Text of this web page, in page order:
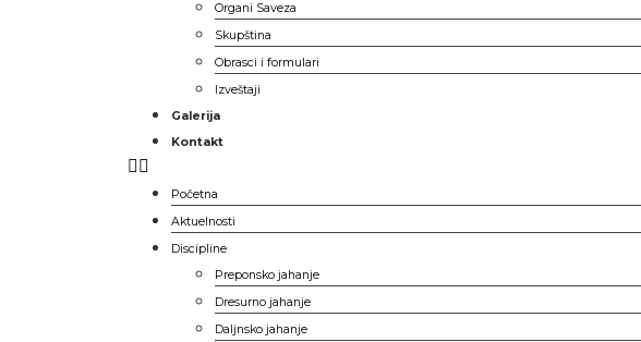
Organi Saveza
Skupština
Obrasci i formulari
Izveštaji
Galerija
Kontakt
Početna
Aktuelnosti
Discipline
Preponsko jahanje
Dresurno jahanje
Daljnsko jahanje